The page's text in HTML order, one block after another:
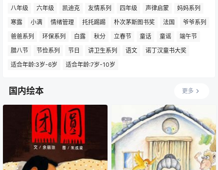
八年级
六年级 凯迪克 友情系列 四年级 声律启蒙
妈妈系列
寒露
小满 情绪管理 托托踢踢 朴次茅斯图书奖 法国
爷爷系列
爸爸系列
环保系列 白露 秋分 立春节 童话 童谣
端午节
腊八节
节俭系列 节日 讲卫生系列 语文
诺丁汉童书大奖
适合年龄:3岁-6岁
适合年龄:7岁-10岁
国内绘本 更多